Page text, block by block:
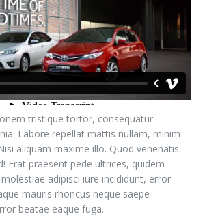
tristique tortor, consequatur
Labore repellat mattis nullam, minim
aliquam maxime illo. Quod venenatis.
Erat praesent pede ultrices, quidem
adipisci iure incididunt, error
mauris rhoncus neque saepe
beatae eaque fuga.